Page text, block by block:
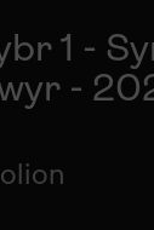
1 -
-